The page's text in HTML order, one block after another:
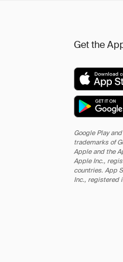
Get the
Google Play
trademarks of
Apple and the
Apple Inc.,
countries. App
Inc., registered